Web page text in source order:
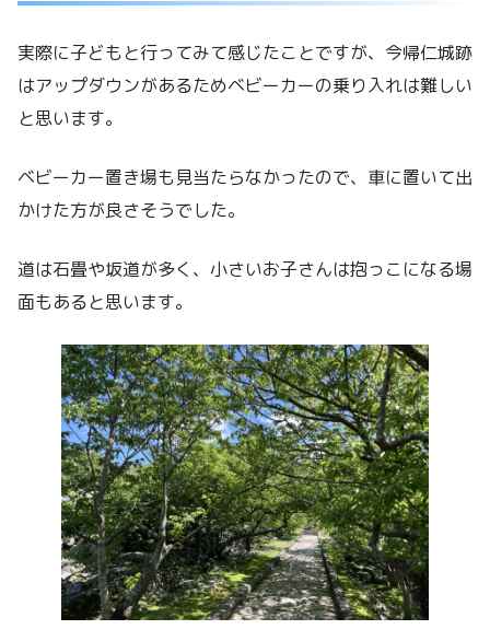
実際に子どもと行ってみて感じたことですが、今帰仁城跡
はアップダウンがあるためベビーカーの乗り入れは難しい
と思います。
ベビーカー置き場も見当たらなかったので、車に置いて出
かけた方が良さそうでした。
道は石畳や坂道が多く、小さいお子さんは抱っこになる場
面もあると思います。